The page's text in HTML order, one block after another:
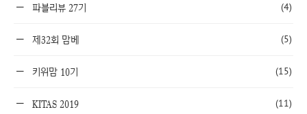
파블리뷰 27기 (4)
제32회 맘베 (5)
키위맘 10기 (15)
KITAS 2019 (11)